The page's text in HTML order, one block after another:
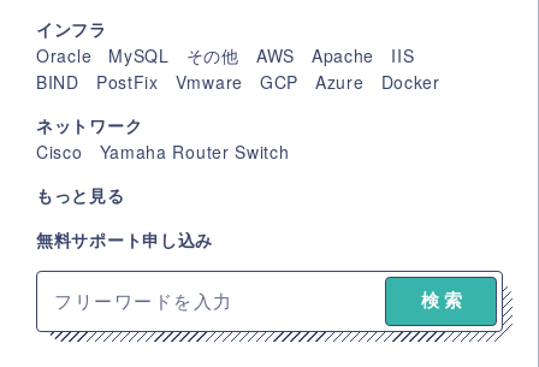
インフラ
Oracle
MySQL その他 AWS Apache
IIS
BIND
PostFix Vmware GCP Azure
Docker
ネットワーク
Cisco
Yamaha Router Switch
もっと見る
無料サポート申し込み